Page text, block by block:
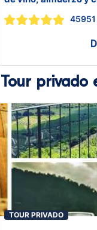
45951
Tour privado
TOUR PRIVADO